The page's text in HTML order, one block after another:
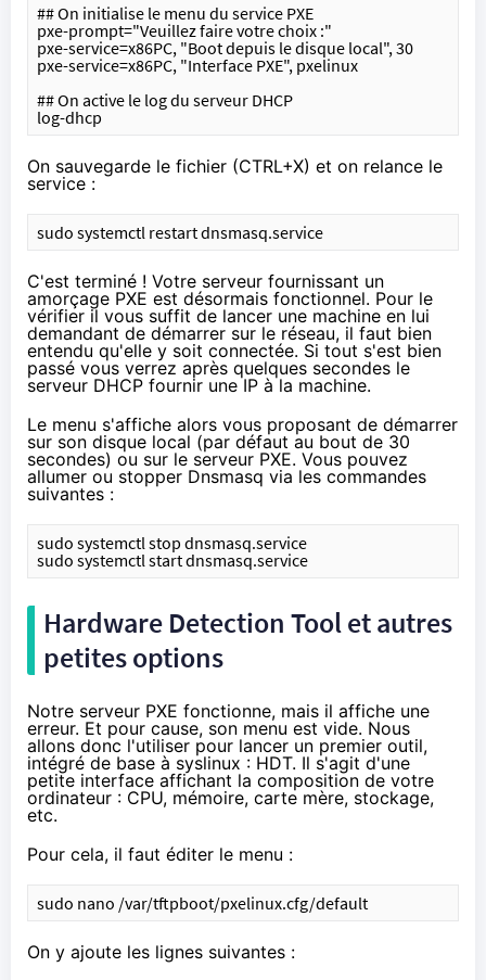
## On initialise le menu du service PXE
pxe-prompt="Veuillez faire votre choix :"
pxe-service=x86PC, "Boot depuis le disque local", 30
pxe-service=x86PC, "Interface PXE", pxelinux
## On active le log du serveur DHCP
log-dhcp
On sauvegarde le fichier (CTRL+X) et on relance le
service :
sudo systemctl restart dnsmasq.service
C'est terminé ! Votre serveur fournissant un
amorçage PXE est désormais fonctionnel. Pour le
vérifier il vous suffit de lancer une machine en lui
demandant de démarrer sur le réseau, il faut bien
entendu qu'elle y soit connectée. Si tout s'est bien
passé vous verrez après quelques secondes le
serveur DHCP fournir une IP à la machine.
Le menu s'affiche alors vous proposant de démarrer
sur son disque local (par défaut au bout de 30
secondes) ou sur le serveur PXE. Vous pouvez
allumer ou stopper Dnsmasq via les commandes
suivantes :
sudo systemctl stop dnsmasq.service
sudo systemctl start dnsmasq.service
Hardware Detection Tool et autres
petites options
Notre serveur PXE fonctionne, mais il affiche une
erreur. Et pour cause, son menu est vide. Nous
allons donc l'utiliser pour lancer un premier outil,
intégré de base à syslinux : HDT. Il s'agit d'une
petite interface affichant la composition de votre
ordinateur : CPU, mémoire, carte mère, stockage,
etc.
Pour cela, il faut éditer le menu :
sudo nano /var/tftpboot/pxelinux.cfg/default
On y ajoute les lignes suivantes :